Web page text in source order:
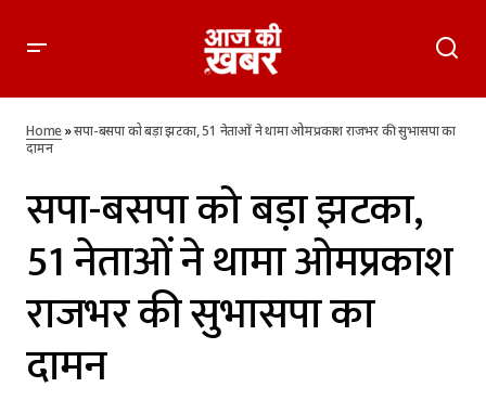
सुभासपा का दामन
Home»सपा-बसपा को बड़ा झटका, 51 नेताओं ने थामा ओमप्रकाश राजभर की सुभासपा का
दामन
सपा-बसपा को बड़ा झटका,
51 नेताओं ने थामा ओमप्रकाश
राजभर की सुभासपा का
दामन